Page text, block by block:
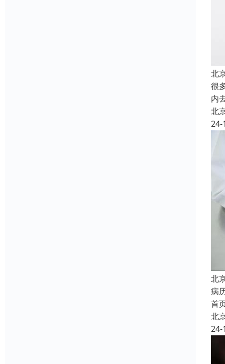
北
很
内
北
24-
北
病
首
北
24-